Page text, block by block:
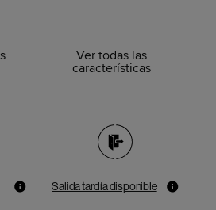
Ver todas las
características
Salida tardía disponible